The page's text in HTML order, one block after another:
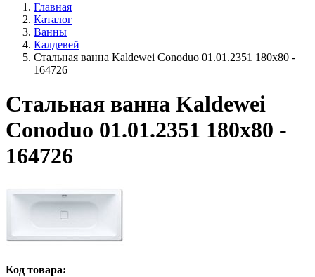
Главная
Каталог
Ванны
Калдевей
Стальная ванна Kaldewei Conoduo 01.01.2351 180x80 -
164726
Стальная ванна Kaldewei
Conoduo 01.01.2351 180x80 -
164726
Код товара: